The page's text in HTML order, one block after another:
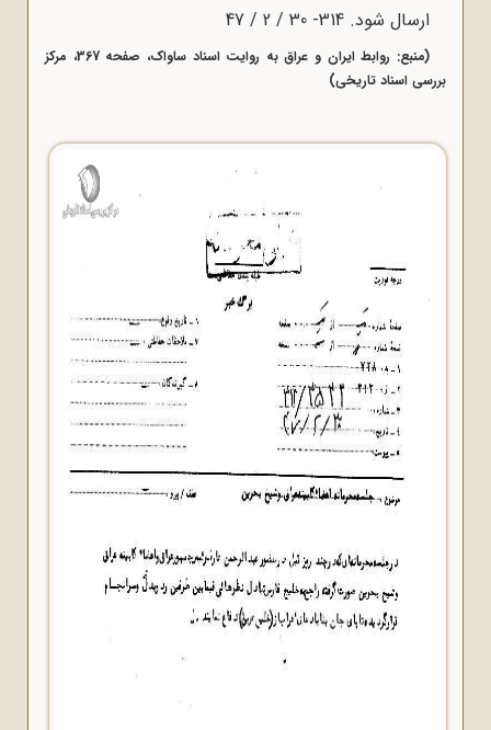
ارسال شود. 314- 30 / 2 / 47
(منبع: روابط ایران و عراق به روایت اسناد ساواک، صفحه 367، مرکز
بررسی اسناد تاریخی)